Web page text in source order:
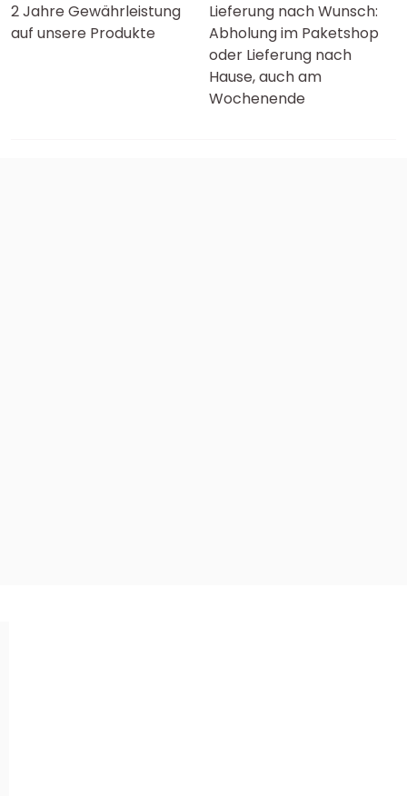
2 Jahre Gewährleistung
auf unsere Produkte
Lieferung nach Wunsch:
Abholung im Paketshop
oder Lieferung nach
Hause, auch am
Wochenende